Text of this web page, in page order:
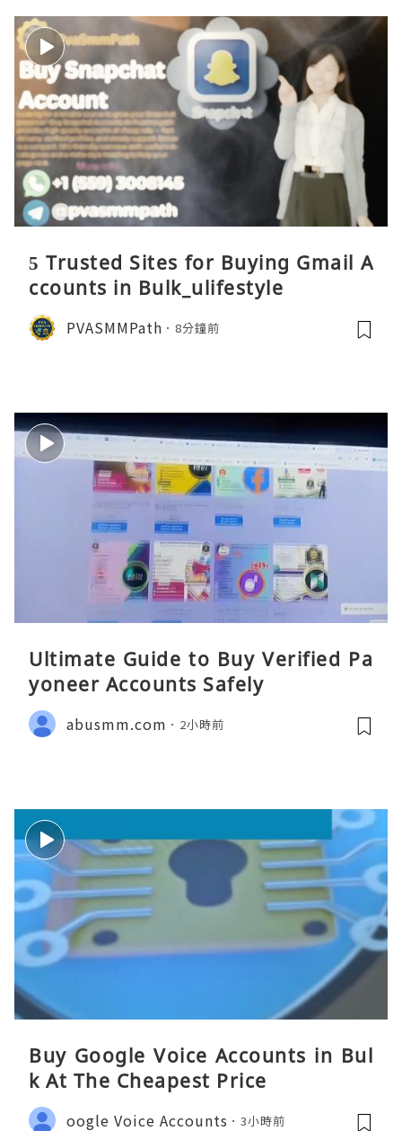
5 Trusted Sites for Buying Gmail A
ccounts in Bulk_ulifestyle
PVASMMPath 8分鐘前
Ultimate Guide to Buy Verified Pa
yoneer Accounts Safely
abusmm.com 2小時前
Buy Google Voice Accounts in Bul
k At The Cheapest Price
oogle Voice Accounts 3小時前